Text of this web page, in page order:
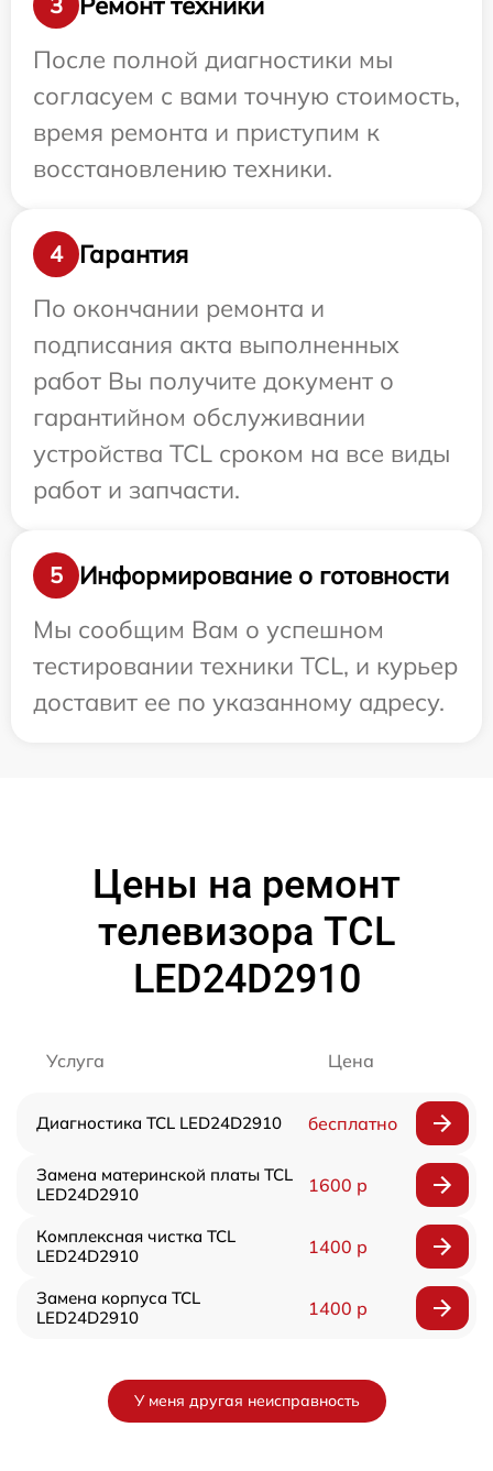
После полной диагностики мы
согласуем с вами точную стоимость,
время ремонта и приступим к
восстановлению техники.
4
Гарантия
По окончании ремонта и
подписания акта выполненных
работ Вы получите документ о
гарантийном обслуживании
устройства TCL сроком на все виды
работ и запчасти.
5
Информирование о готовности
Мы сообщим Вам о успешном
тестировании техники TCL, и курьер
доставит ее по указанному адресу.
Цены на ремонт
телевизора TCL
LED24D2910
Услуга Цена
Диагностика TCL LED24D2910 бесплатно
Замена материнской платы TCL
LED24D2910
1600 р
Комплексная чистка TCL
LED24D2910
1400 р
Замена корпуса TCL
LED24D2910
1400 р
У меня другая неисправность